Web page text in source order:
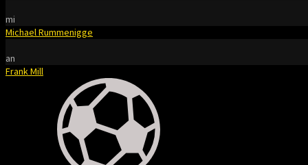
mi
Michael Rummenigge
an
Frank Mill